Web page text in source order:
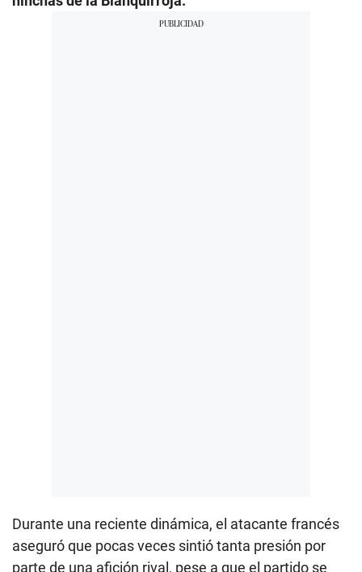
Durante una reciente dinámica, el atacante francés
aseguró que pocas veces sintió tanta presión por
parte de una afición rival, pese a que el partido se